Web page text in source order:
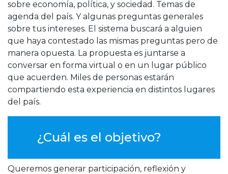
sobre economía, política, y sociedad. Temas de
agenda del país. Y algunas preguntas generales
sobre tus intereses. El sistema buscará a alguien
que haya contestado las mismas preguntas pero de
manera opuesta. La propuesta es juntarse a
conversar en forma virtual o en un lugar público
que acuerden. Miles de personas estarán
compartiendo esta experiencia en distintos lugares
del país.
¿Cuál es el objetivo?
Queremos generar participación, reflexión y